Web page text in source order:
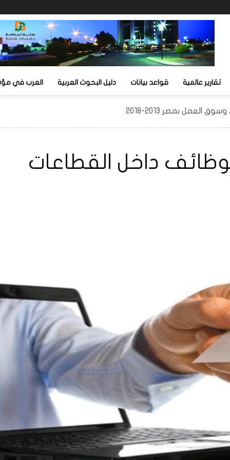
تقارير عالمية قواعد بيانات دليل البحوث العربية العرب في
بمصر 2013-2018
داخل القطاعات